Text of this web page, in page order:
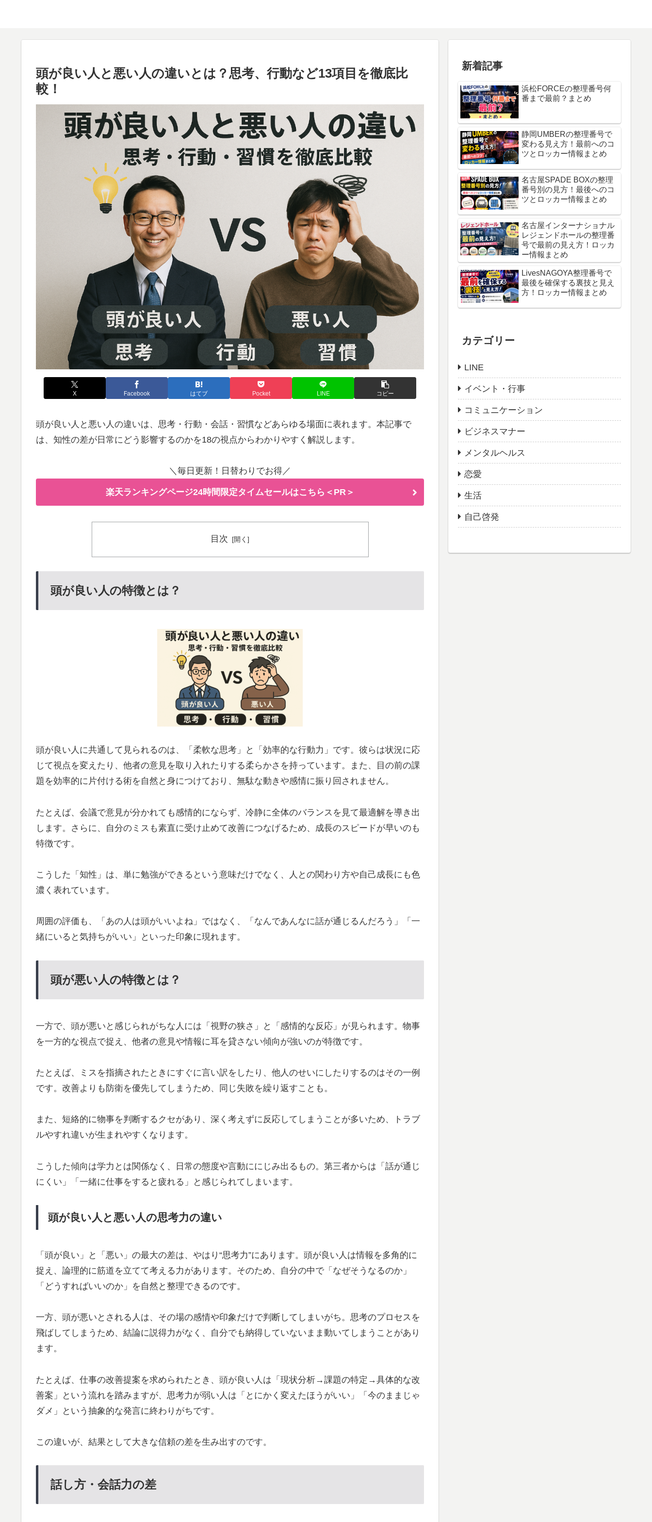
頭が良い人と悪い人の違いとは？思考、行動など13項目を徹底比
較！
X Facebook はてブ Pocket LINE コピー
頭が良い人と悪い人の違いは、思考・行動・会話・習慣などあらゆる場面に表れます。本記事で
は、知性の差が日常にどう影響するのかを18の視点からわかりやすく解説します。
＼毎日更新！日替わりでお得／
楽天ランキングページ24時間限定タイムセールはこちら＜PR＞
目次
頭が良い人の特徴とは？
頭が良い人に共通して見られるのは、「柔軟な思考」と「効率的な行動力」です。彼らは状況に応
じて視点を変えたり、他者の意見を取り入れたりする柔らかさを持っています。また、目の前の課
題を効率的に片付ける術を自然と身につけており、無駄な動きや感情に振り回されません。
たとえば、会議で意見が分かれても感情的にならず、冷静に全体のバランスを見て最適解を導き出
します。さらに、自分のミスも素直に受け止めて改善につなげるため、成長のスピードが早いのも
特徴です。
こうした「知性」は、単に勉強ができるという意味だけでなく、人との関わり方や自己成長にも色
濃く表れています。
周囲の評価も、「あの人は頭がいいよね」ではなく、「なんであんなに話が通じるんだろう」「一
緒にいると気持ちがいい」といった印象に現れます。
頭が悪い人の特徴とは？
一方で、頭が悪いと感じられがちな人には「視野の狭さ」と「感情的な反応」が見られます。物事
を一方的な視点で捉え、他者の意見や情報に耳を貸さない傾向が強いのが特徴です。
たとえば、ミスを指摘されたときにすぐに言い訳をしたり、他人のせいにしたりするのはその一例
です。改善よりも防衛を優先してしまうため、同じ失敗を繰り返すことも。
また、短絡的に物事を判断するクセがあり、深く考えずに反応してしまうことが多いため、トラブ
ルやすれ違いが生まれやすくなります。
こうした傾向は学力とは関係なく、日常の態度や言動ににじみ出るもの。第三者からは「話が通じ
にくい」「一緒に仕事をすると疲れる」と感じられてしまいます。
頭が良い人と悪い人の思考力の違い
「頭が良い」と「悪い」の最大の差は、やはり“思考力”にあります。頭が良い人は情報を多角的に
捉え、論理的に筋道を立てて考える力があります。そのため、自分の中で「なぜそうなるのか」
「どうすればいいのか」を自然と整理できるのです。
一方、頭が悪いとされる人は、その場の感情や印象だけで判断してしまいがち。思考のプロセスを
飛ばしてしまうため、結論に説得力がなく、自分でも納得していないまま動いてしまうことがあり
ます。
たとえば、仕事の改善提案を求められたとき、頭が良い人は「現状分析→課題の特定→具体的な改
善案」という流れを踏みますが、思考力が弱い人は「とにかく変えたほうがいい」「今のままじゃ
ダメ」という抽象的な発言に終わりがちです。
この違いが、結果として大きな信頼の差を生み出すのです。
話し方・会話力の差
新着記事
浜松FORCEの整理番号何
番まで最前？まとめ
静岡UMBERの整理番号で
変わる見え方！最前へのコ
ツとロッカー情報まとめ
名古屋SPADE BOXの整理
番号別の見方！最後へのコ
ツとロッカー情報まとめ
名古屋インターナショナル
レジェンドホールの整理番
号で最前の見え方！ロッカ
ー情報まとめ
LivesNAGOYA整理番号で
最後を確保する裏技と見え
方！ロッカー情報まとめ
カテゴリー
LINE
イベント・行事
コミュニケーション
ビジネスマナー
メンタルヘルス
恋愛
生活
自己啓発